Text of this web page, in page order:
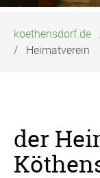
koethensdorf.de
Heimatverein
der